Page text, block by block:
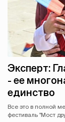
Эксперт:
- ее
единство
Все это в полной
фестиваль "Мост